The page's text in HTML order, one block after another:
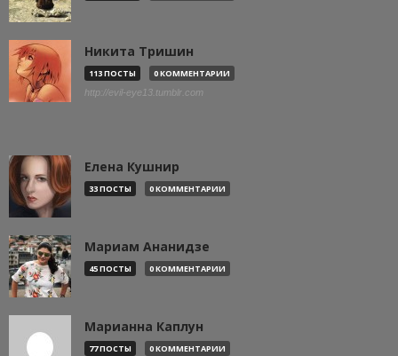
Никита Тришин
113 ПОСТЫ 0 КОММЕНТАРИИ
http://evil-eye13.tumblr.com
Елена Кушнир
33 ПОСТЫ 0 КОММЕНТАРИИ
Мариам Ананидзе
45 ПОСТЫ 0 КОММЕНТАРИИ
Марианна Каплун
77 ПОСТЫ 0 КОММЕНТАРИИ